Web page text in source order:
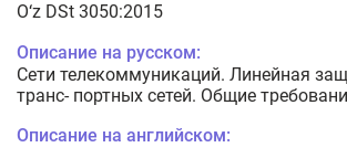
O‘z DSt 3050:2015
Описание на русском:
Сети телекоммуникаций. Линейная
транс- портных сетей. Общие
Описание на английском: